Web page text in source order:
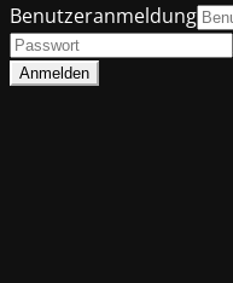
Benutzeranmeldung